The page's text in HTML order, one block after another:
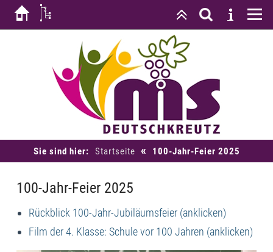
Sie sind hier: Startseite « 100-Jahr-Feier 2025
100-Jahr-Feier 2025
Rückblick 100-Jahr-Jubiläumsfeier (anklicken)
Film der 4. Klasse: Schule vor 100 Jahren (anklicken)